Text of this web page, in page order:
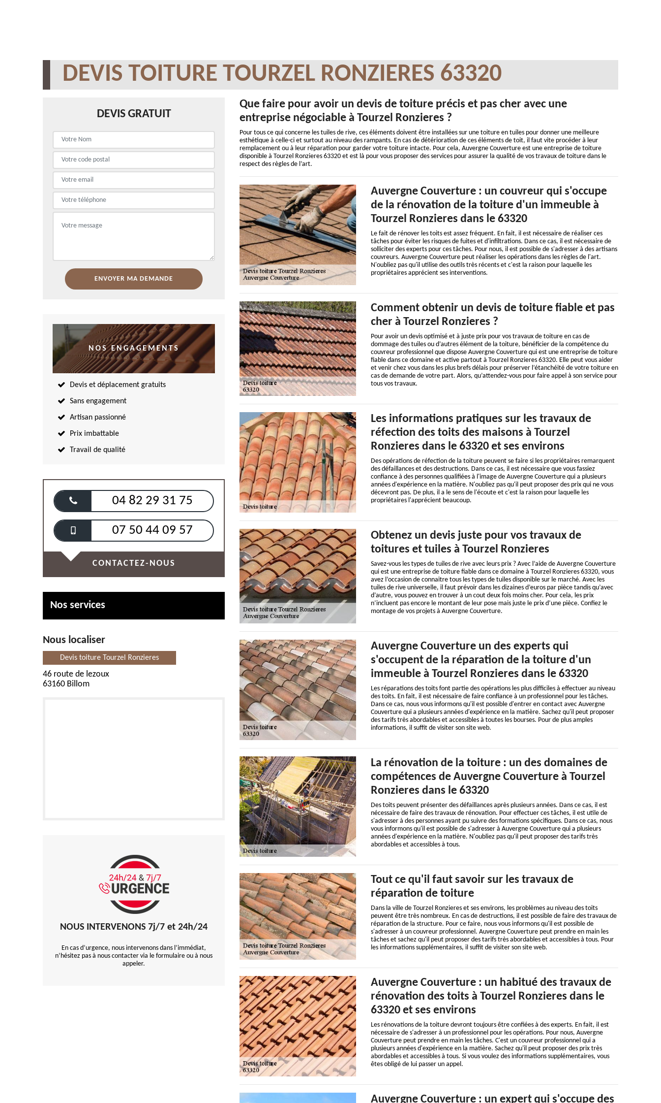
DEVIS TOITURE TOURZEL RONZIERES 63320
DEVIS GRATUIT
NOS ENGAGEMENTS
Devis et déplacement gratuits
Sans engagement
Artisan passionné
Prix imbattable
Travail de qualité
04 82 29 31 75
07 50 44 09 57
CONTACTEZ-NOUS
Nos services
Nous localiser
Devis toiture Tourzel Ronzieres
46 route de lezoux
63160 Billom
NOUS INTERVENONS 7j/7 et 24h/24
En cas d’urgence, nous intervenons dans l’immédiat,
n’hésitez pas à nous contacter via le formulaire ou à nous
appeler.
Que faire pour avoir un devis de toiture précis et pas cher avec une
entreprise négociable à Tourzel Ronzieres ?
Pour tous ce qui concerne les tuiles de rive, ces éléments doivent être installées sur une toiture en tuiles pour donner une meilleure
esthétique à celle-ci et surtout au niveau des rampants. En cas de détérioration de ces éléments de toit, il faut vite procéder à leur
remplacement ou à leur réparation pour garder votre toiture intacte. Pour cela, Auvergne Couverture est une entreprise de toiture
disponible à Tourzel Ronzieres 63320 et est là pour vous proposer des services pour assurer la qualité de vos travaux de toiture dans le
respect des règles de l’art.
Auvergne Couverture : un couvreur qui s'occupe
de la rénovation de la toiture d'un immeuble à
Tourzel Ronzieres dans le 63320
Le fait de rénover les toits est assez fréquent. En fait, il est nécessaire de réaliser ces
tâches pour éviter les risques de fuites et d'infiltrations. Dans ce cas, il est nécessaire de
solliciter des experts pour ces tâches. Pour nous, il est possible de s'adresser à des artisans
couvreurs. Auvergne Couverture peut réaliser les opérations dans les règles de l'art.
N'oubliez pas qu'il utilise des outils très récents et c'est la raison pour laquelle les
propriétaires apprécient ses interventions.
Comment obtenir un devis de toiture fiable et pas
cher à Tourzel Ronzieres ?
Pour avoir un devis optimisé et à juste prix pour vos travaux de toiture en cas de
dommage des tuiles ou d’autres élément de la toiture, bénéficier de la compétence du
couvreur professionnel que dispose Auvergne Couverture qui est une entreprise de toiture
fiable dans ce domaine et active partout à Tourzel Ronzieres 63320. Elle peut vous aider
et venir chez vous dans les plus brefs délais pour préserver l’étanchéité de votre toiture en
cas de demande de votre part. Alors, qu’attendez-vous pour faire appel à son service pour
tous vos travaux.
Les informations pratiques sur les travaux de
réfection des toits des maisons à Tourzel
Ronzieres dans le 63320 et ses environs
Des opérations de réfection de la toiture peuvent se faire si les propriétaires remarquent
des défaillances et des destructions. Dans ce cas, il est nécessaire que vous fassiez
confiance à des personnes qualifiées à l'image de Auvergne Couverture qui a plusieurs
années d'expérience en la matière. N'oubliez pas qu'il peut proposer des prix qui ne vous
décevront pas. De plus, il a le sens de l'écoute et c'est la raison pour laquelle les
propriétaires l'apprécient beaucoup.
Obtenez un devis juste pour vos travaux de
toitures et tuiles à Tourzel Ronzieres
Savez-vous les types de tuiles de rive avec leurs prix ? Avec l’aide de Auvergne Couverture
qui est une entreprise de toiture fiable dans ce domaine à Tourzel Ronzieres 63320, vous
avez l’occasion de connaitre tous les types de tuiles disponible sur le marché. Avec les
tuiles de rive universelle, il faut prévoir dans les dizaines d’euros par pièce tandis qu’avec
d’autre, vous pouvez en trouver à un cout deux fois moins cher. Pour cela, les prix
n’incluent pas encore le montant de leur pose mais juste le prix d’une pièce. Confiez le
montage de vos projets à Auvergne Couverture.
Auvergne Couverture un des experts qui
s'occupent de la réparation de la toiture d'un
immeuble à Tourzel Ronzieres dans le 63320
Les réparations des toits font partie des opérations les plus difficiles à effectuer au niveau
des toits. En fait, il est nécessaire de faire confiance à un professionnel pour les tâches.
Dans ce cas, nous vous informons qu'il est possible d'entrer en contact avec Auvergne
Couverture qui a plusieurs années d'expérience en la matière. Sachez qu'il peut proposer
des tarifs très abordables et accessibles à toutes les bourses. Pour de plus amples
informations, il suffit de visiter son site web.
La rénovation de la toiture : un des domaines de
compétences de Auvergne Couverture à Tourzel
Ronzieres dans le 63320
Des toits peuvent présenter des défaillances après plusieurs années. Dans ce cas, il est
nécessaire de faire des travaux de rénovation. Pour effectuer ces tâches, il est utile de
s'adresser à des personnes ayant pu suivre des formations spécifiques. Dans ce cas, nous
vous informons qu'il est possible de s'adresser à Auvergne Couverture qui a plusieurs
années d'expérience en la matière. N'oubliez pas qu'il peut proposer des tarifs très
abordables et accessibles à tous.
Tout ce qu'il faut savoir sur les travaux de
réparation de toiture
Dans la ville de Tourzel Ronzieres et ses environs, les problèmes au niveau des toits
peuvent être très nombreux. En cas de destructions, il est possible de faire des travaux de
réparation de la structure. Pour ce faire, nous vous informons qu'il est possible de
s'adresser à un couvreur professionnel. Auvergne Couverture peut prendre en main les
tâches et sachez qu'il peut proposer des tarifs très abordables et accessibles à tous. Pour
les informations supplémentaires, il suffit de visiter son site web.
Auvergne Couverture : un habitué des travaux de
rénovation des toits à Tourzel Ronzieres dans le
63320 et ses environs
Les rénovations de la toiture devront toujours être confiées à des experts. En fait, il est
nécessaire de s'adresser à un professionnel pour les opérations. Pour nous, Auvergne
Couverture peut prendre en main les tâches. C'est un couvreur professionnel qui a
plusieurs années d'expérience en la matière. Sachez qu'il peut proposer des prix très
abordables et accessibles à tous. Si vous voulez des informations supplémentaires, vous
êtes obligé de lui passer un appel.
Auvergne Couverture : un expert qui s'occupe des